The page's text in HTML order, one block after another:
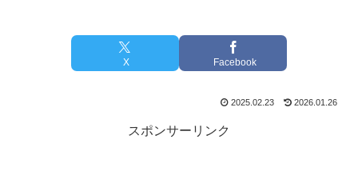
X Facebook
2025.02.23 2026.01.26
スポンサーリンク